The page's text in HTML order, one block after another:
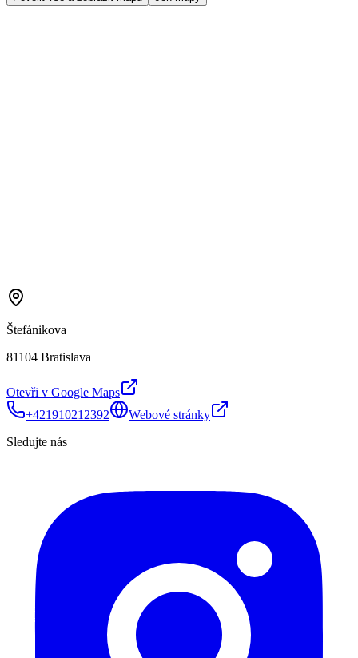
Štefánikova
81104 Bratislava
Otevři v Google Maps
+421910212392
Webové stránky
Sledujte nás